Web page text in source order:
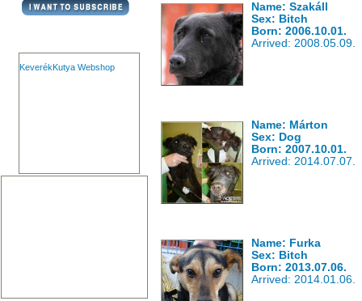
KeverékKutya Webshop
Name: Szakáll
Sex: Bitch
Born: 2006.10.01.
Arrived: 2008.05.09.
Name: Márton
Sex: Dog
Born: 2007.10.01.
Arrived: 2014.07.07.
Name: Furka
Sex: Bitch
Born: 2013.07.06.
Arrived: 2014.01.06.